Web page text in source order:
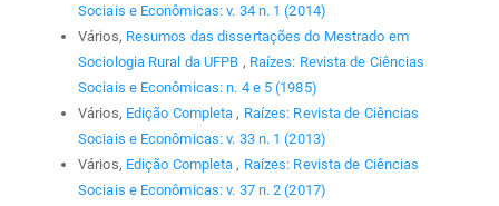
Sociais e Econômicas: v. 34 n. 1 (2014)
Vários, Resumos das dissertações do Mestrado em
Sociologia Rural da UFPB , Raízes: Revista de Ciências
Sociais e Econômicas: n. 4 e 5 (1985)
Vários, Edição Completa, Raízes: Revista de Ciências
Sociais e Econômicas: v. 33 n. 1 (2013)
Vários, Edição Completa, Raízes: Revista de Ciências
Sociais e Econômicas: v. 37 n. 2 (2017)